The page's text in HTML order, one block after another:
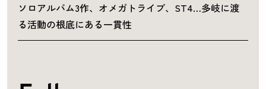
ソロアルバム3作、オメガトライブ、ST4…多岐に渡
る活動の根底にある一貫性